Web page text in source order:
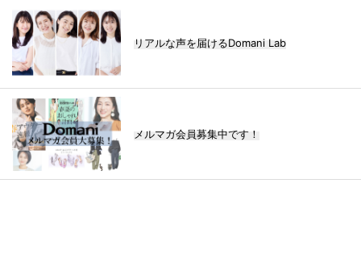
リアルな声を届けるDomani Lab
メルマガ会員募集中です！